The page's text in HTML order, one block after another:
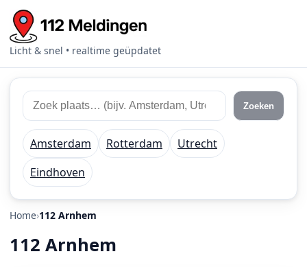
Licht & snel • realtime geüpdatet
Zoek
112
meldingen
Zoek
plaats
of
regio
Zoeken
Amsterdam Rotterdam
Utrecht
Eindhoven
Home 112 Arnhem
112 Arnhem